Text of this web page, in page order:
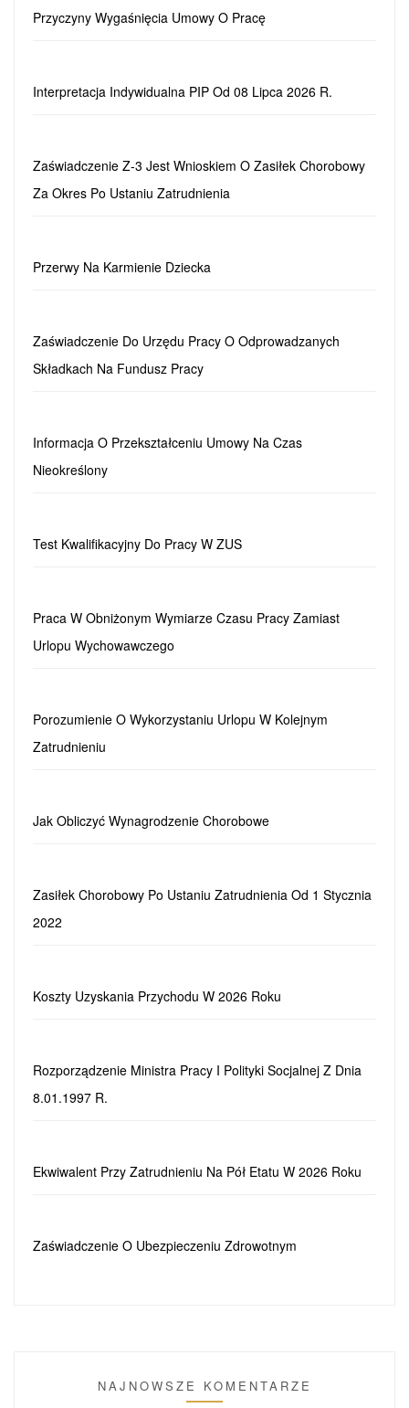
Przyczyny Wygaśnięcia Umowy O Pracę
Interpretacja Indywidualna PIP Od 08 Lipca 2026 R.
Zaświadczenie Z-3 Jest Wnioskiem O Zasiłek Chorobowy
Za Okres Po Ustaniu Zatrudnienia
Przerwy Na Karmienie Dziecka
Zaświadczenie Do Urzędu Pracy O Odprowadzanych
Składkach Na Fundusz Pracy
Informacja O Przekształceniu Umowy Na Czas
Nieokreślony
Test Kwalifikacyjny Do Pracy W ZUS
Praca W Obniżonym Wymiarze Czasu Pracy Zamiast
Urlopu Wychowawczego
Porozumienie O Wykorzystaniu Urlopu W Kolejnym
Zatrudnieniu
Jak Obliczyć Wynagrodzenie Chorobowe
Zasiłek Chorobowy Po Ustaniu Zatrudnienia Od 1 Stycznia
2022
Koszty Uzyskania Przychodu W 2026 Roku
Rozporządzenie Ministra Pracy I Polityki Socjalnej Z Dnia
8.01.1997 R.
Ekwiwalent Przy Zatrudnieniu Na Pół Etatu W 2026 Roku
Zaświadczenie O Ubezpieczeniu Zdrowotnym
NAJNOWSZE KOMENTARZE